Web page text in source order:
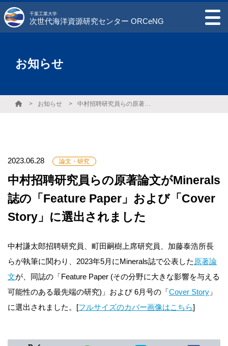
千葉工業大学
次世代海洋資源研究センター ORCeNG
お知らせ
お知らせ 中村招聘研究員らの原著論文がMinerals誌の「Feature Paper」および「Cover Story」に選出されました
2023.06.28 論文・研究
中村招聘研究員らの原著論文がMinerals
誌の「Feature Paper」および「Cover
Story」に選出されました
中村謙太郎招聘研究員、町田嗣樹上席研究員、加藤泰浩所長
らが執筆に関わり、2023年5月にMinerals誌で公表した 原著論
文が、同誌の「Feature Paper (その分野に大きな影響を与える
可能性のある最先端の研究)」および 6月号の「Cover Story 」
に選出されました。[フルサイズのカバー画像はこちら]